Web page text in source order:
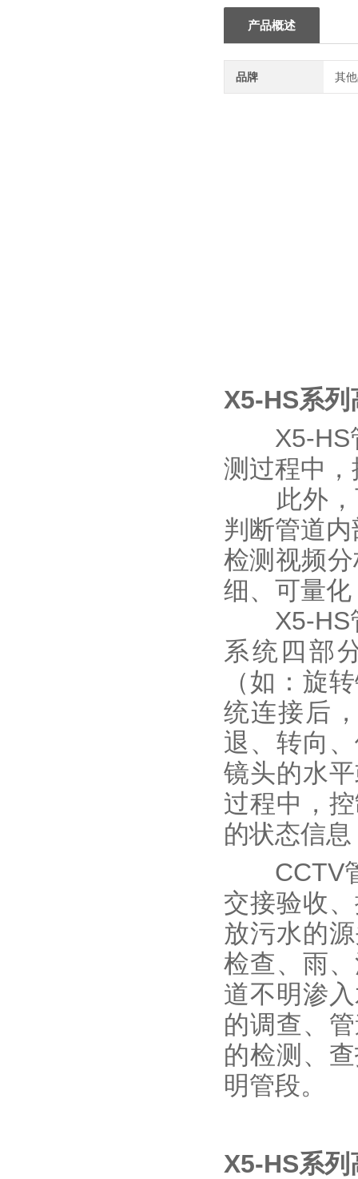
产品概述
品牌 其
X5-HS系
X5-HS
测过程中
此外
判断管道
检测视频
细、可量
X5-HS管
系统四部
（如：旋
统连接后
退、转向
镜头的水
过程中，
的状态信
CCTV
交接验收
放污水的
检查、雨
道不明渗
的调查、
的检测、
明管段。
X5-HS系